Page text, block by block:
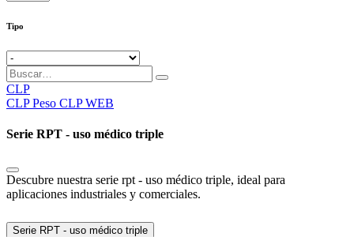
Tipo
CLP
CLP Peso CLP WEB
Serie RPT - uso médico triple
Descubre nuestra serie rpt - uso médico triple, ideal para
aplicaciones industriales y comerciales.
Serie RPT - uso médico triple